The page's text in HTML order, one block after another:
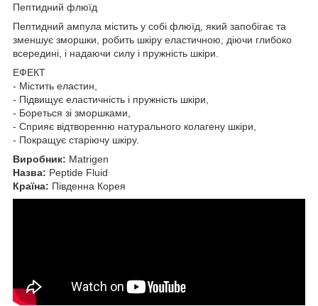
Пептидний флюїд
Пептидний ампула містить у собі флюїд, який запобігає та
зменшує зморшки, робить шкіру еластичною, діючи глибоко
всередині, і надаючи силу і пружність шкіри.
ЕФЕКТ
- Містить еластин,
- Підвищує еластичність і пружність шкіри,
- Бореться зі зморшками,
- Сприяє відтворенню натурального колагену шкіри,
- Покращує старіючу шкіру.
Виробник: Matrigen
Назва: Peptide Fluid
Країна: Південна Корея